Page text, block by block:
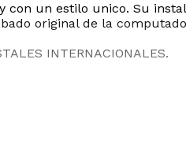
con un estilo unico. Su
original de la
INTERNACIONALES.